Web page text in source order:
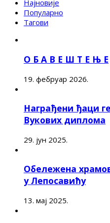
Најновије
Популарно
Тагови
О Б А В Е Ш Т Е Њ Е
19. фебруар 2026.
Награђени ђаци
Вукових диплома
29. јун 2025.
Обележена
у Лепосавићу
13. мај 2025.